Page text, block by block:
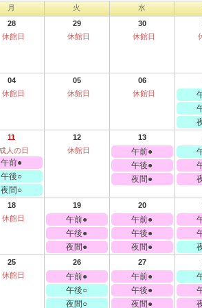
月 火 水
28
休館日
29
休館日
30
休館日
04
休館日
05
休館日
06
休館日
11
成人の日
午前●
午後○
夜間○
12
休館日
13
午前●
午後●
夜間●
18
休館日
19
午前●
午後●
夜間●
20
午前●
午後●
夜間●
25
休館日
26
午前●
午後○
夜間○
27
午前●
午後●
夜間●